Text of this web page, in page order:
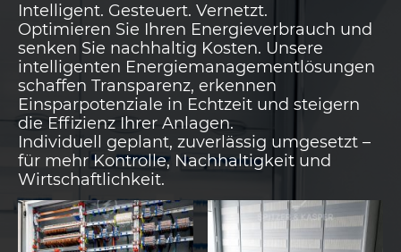
Intelligent. Gesteuert. Vernetzt.
Optimieren Sie Ihren Energieverbrauch und
senken Sie nachhaltig Kosten. Unsere
intelligenten Energiemanagementlösungen
schaffen Transparenz, erkennen
Einsparpotenziale in Echtzeit und steigern
die Effizienz Ihrer Anlagen.
Individuell geplant, zuverlässig umgesetzt –
für mehr Kontrolle, Nachhaltigkeit und
Wirtschaftlichkeit.